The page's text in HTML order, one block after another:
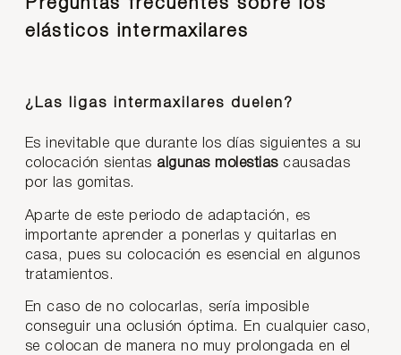
Preguntas frecuentes sobre los
elásticos intermaxilares
¿Las ligas intermaxilares duelen?
Es inevitable que durante los días siguientes a su
colocación sientas algunas molestias causadas
por las gomitas.
Aparte de este periodo de adaptación, es
importante aprender a ponerlas y quitarlas en
casa, pues su colocación es esencial en algunos
tratamientos.
En caso de no colocarlas, sería imposible
conseguir una oclusión óptima. En cualquier caso,
se colocan de manera no muy prolongada en el